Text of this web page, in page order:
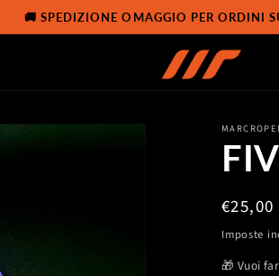
🚚 SPEDIZIONE OMAGGIO PER ORDINI
Prezzo
di
listino
€25,00
Imposte
🎁 Vuoi